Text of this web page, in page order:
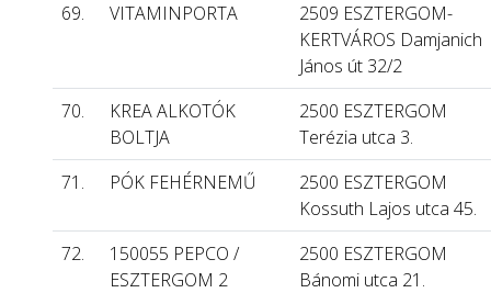
69.
VITAMINPORTA
2509 ESZTERGOM-
KERTVÁROS Damjanich
János út 32/2
70.
KREA ALKOTÓK
BOLTJA
2500 ESZTERGOM
Terézia utca 3.
71.
PÓK FEHÉRNEMŰ
2500 ESZTERGOM
Kossuth Lajos utca 45.
72.
150055 PEPCO /
ESZTERGOM 2
2500 ESZTERGOM
Bánomi utca 21.